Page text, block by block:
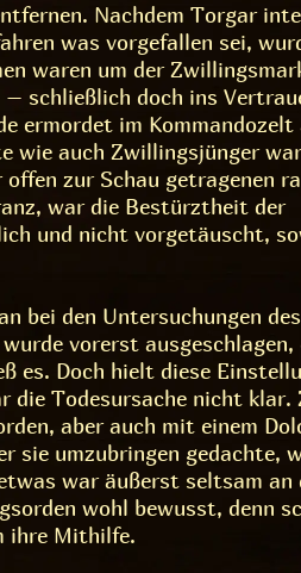
Nachdem Torgar
was vorgefallen sei,
waren um der
schließlich doch ins
ermordet im Kommandozelt
wie auch Zwillingsjünger
zur Schau getragenen
war die Bestürztheit der
und nicht vorgetäuscht,
bei den Untersuchungen
vorerst ausgeschlagen,
es. Doch hielt diese
die Todesursache nicht klar.
aber auch mit einem
sie umzubringen gedachte,
war äußerst seltsam an
wohl bewusst, denn
ihre Mithilfe.